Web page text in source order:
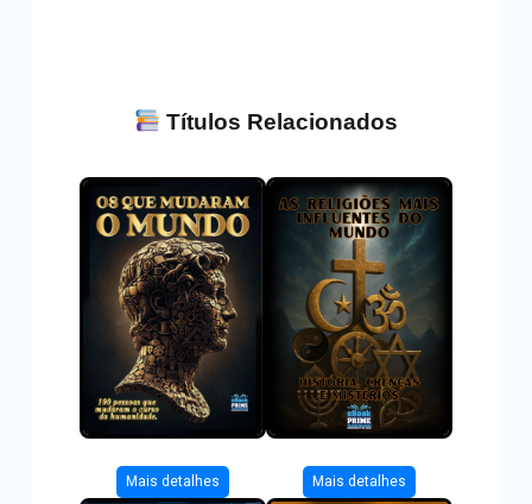
Títulos Relacionados
Mais detalhes Mais detalhes